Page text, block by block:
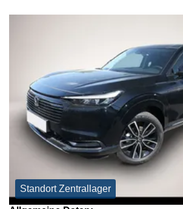
Standort Zentrallager